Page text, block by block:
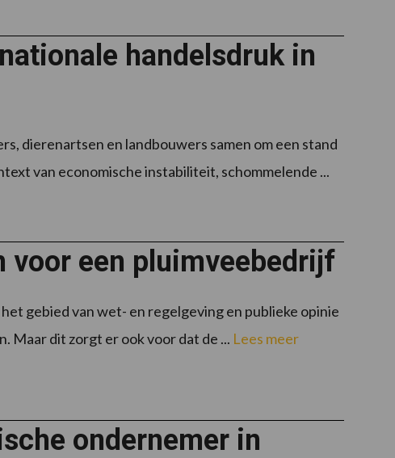
handelsdruk in
dierenartsen en landbouwers samen om een stand
van economische instabiliteit, schommelende ...
voor een pluimveebedrijf
gebied van wet- en regelgeving en publieke opinie
Maar dit zorgt er ook voor dat de ... Lees meer
ondernemer in